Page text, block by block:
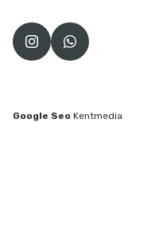
Google Seo Kentmedia